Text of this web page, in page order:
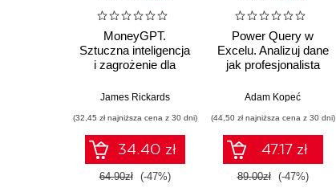
MoneyGPT.
Sztuczna inteligencja
i zagrożenie dla
James Rickards
(32,45 zł najniższa cena z 30 dni)
34.40 zł
64.90zł (-47%)
Power Query w
Excelu. Analizuj dane
jak profesjonalista
Adam Kopeć
(44,50 zł najniższa cena z 30 dni)
47.17 zł
89.00zł (-47%)